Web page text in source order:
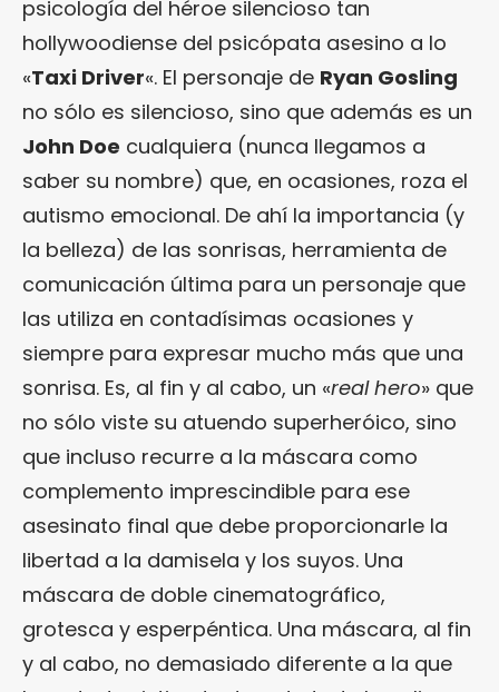
psicología del héroe silencioso tan
hollywoodiense del psicópata asesino a lo
«Taxi Driver«. El personaje de Ryan Gosling
no sólo es silencioso, sino que además es un
John Doe cualquiera (nunca llegamos a
saber su nombre) que, en ocasiones, roza el
autismo emocional. De ahí la importancia (y
la belleza) de las sonrisas, herramienta de
comunicación última para un personaje que
las utiliza en contadísimas ocasiones y
siempre para expresar mucho más que una
sonrisa. Es, al fin y al cabo, un «real hero» que
no sólo viste su atuendo superheróico, sino
que incluso recurre a la máscara como
complemento imprescindible para ese
asesinato final que debe proporcionarle la
libertad a la damisela y los suyos. Una
máscara de doble cinematográfico,
grotesca y esperpéntica. Una máscara, al fin
y al cabo, no demasiado diferente a la que